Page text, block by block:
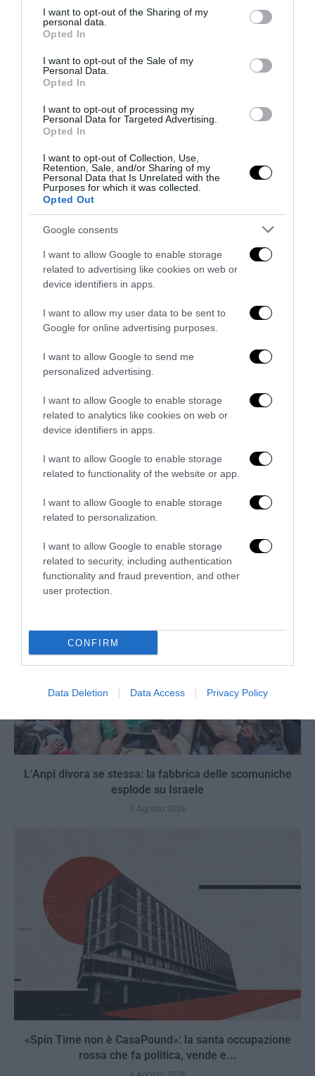
not limited to your visit or usage behaviour. You may click to
grant or deny consent to Google and its third-party tags to
use your data for below specified purposes in below Google
consent section.
I want to opt-out of the Sharing of my
personal data.
Opted In
I want to opt-out of the Sale of my
Personal Data.
Opted In
I want to opt-out of processing my
Personal Data for Targeted Advertising.
Opted In
I want to opt-out of Collection, Use,
Retention, Sale, and/or Sharing of my
Personal Data that Is Unrelated with the
Purposes for which it was collected.
Opted Out
Google consents
I want to allow Google to enable storage
related to advertising like cookies on web or
device identifiers in apps.
I want to allow my user data to be sent to
Google for online advertising purposes.
I want to allow Google to send me
personalized advertising.
I want to allow Google to enable storage
related to analytics like cookies on web or
device identifiers in apps.
I want to allow Google to enable storage
related to functionality of the website or app.
I want to allow Google to enable storage
related to personalization.
I want to allow Google to enable storage
related to security, including authentication
functionality and fraud prevention, and other
user protection.
CONFIRM
Data Deletion Data Access Privacy Policy
6 Agosto 2026
Montecitorio: palo clamoroso del Pd
5 Agosto 2026
La sinistra è così serva delle toghe da odiare persino il
ricordo di Enzo...
5 Agosto 2026
L’Anpi divora se stessa: la fabbrica delle scomuniche
esplode su Israele
5 Agosto 2026
«Spin Time non è CasaPound»: la santa occupazione
rossa che fa politica, vende e...